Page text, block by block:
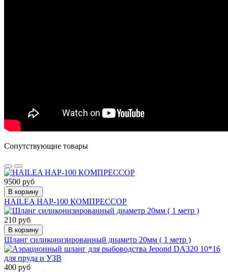
Сопутствующие товары
9500 руб
В корзину
HAILEA HAP-100 КОМПРЕССОР
210 руб
В корзину
Шланг силиконизированный диаметр 20мм ( 1 метр )
400 руб